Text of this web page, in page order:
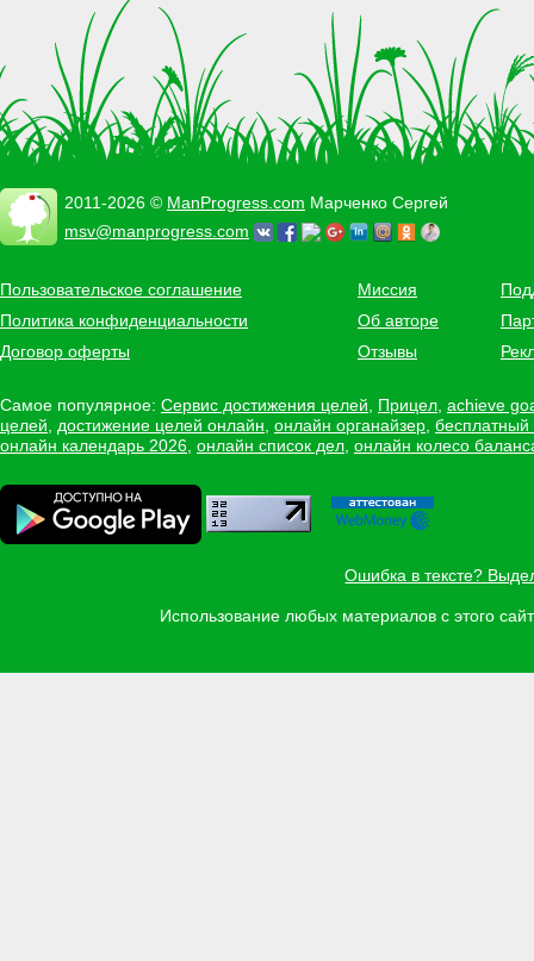
2011-2026 © ManProgress.com Марченко Сергей
msv@manprogress.com
Пользовательское соглашение
Политика конфиденциальности
Договор оферты
Миссия
Об авторе
Отзывы
Самое популярное: Сервис достижения целей Прицел achieve
целей
достижение целей онлайн онлайн органайзер
онлайн календарь 2026 онлайн список дел онлайн колесо
Ошибка в тексте?
Использование любых материалов с этого
Задать вопрос